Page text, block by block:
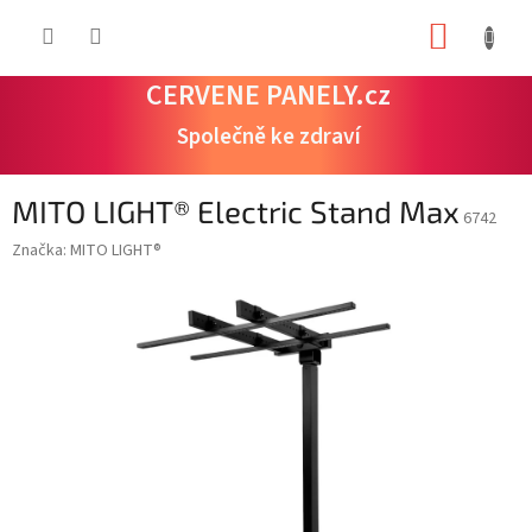
CERVENE PANELY.cz
Společně ke zdraví
MITO LIGHT® Electric Stand Max 6742
Značka: MITO LIGHT®